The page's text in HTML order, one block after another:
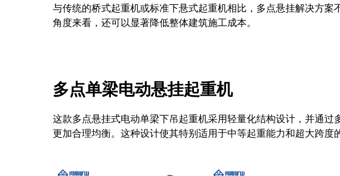
与传统的桥式起重机或标准下悬式起重机相比，多点悬挂解决方
角度来看，还可以显著降低整体建筑施工成本。
多点单梁电动悬挂起重机
这款多点悬挂式电动单梁下吊起重机采用轻量化结构设计，并通
更加合理均衡。这种设计使其特别适用于中等起重能力和超大跨度